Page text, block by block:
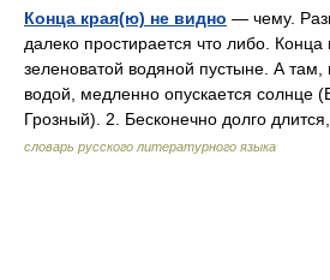
Конца края(ю) не видно — чему.
далеко простирается что либо.
зеленоватой водяной пустыне. А там,
водой, медленно опускается солнце
Грозный). 2. Бесконечно долго
словарь русского литературного языка